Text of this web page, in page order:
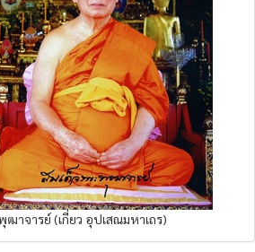
ฒาจารย์ (เกี่ยว อุปเสณมหาเถร)